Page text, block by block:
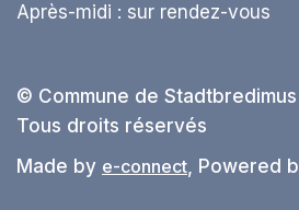
Après-midi : sur rendez-vous
© Commune de Stadtbredimus
Tous droits réservés
Made by e-connect, Powered